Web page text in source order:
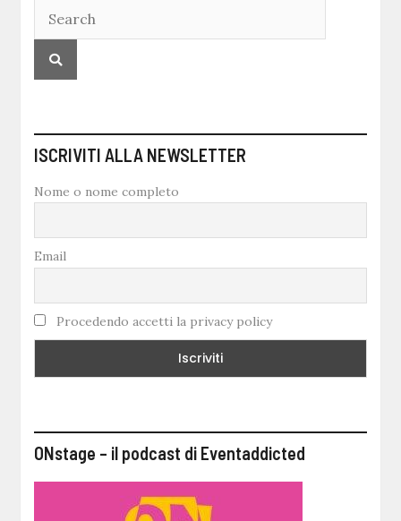
ISCRIVITI ALLA NEWSLETTER
Nome o nome completo
Email
Procedendo accetti la privacy policy
ONstage – il podcast di Eventaddicted